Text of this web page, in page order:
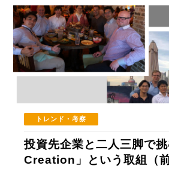
トレンド・考察
投資先企業と二人三脚で
Creation」という取組（前